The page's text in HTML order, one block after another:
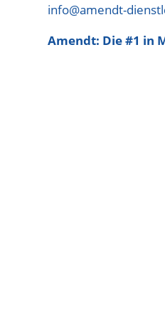
info@amendt-
Amendt: Die #1 in